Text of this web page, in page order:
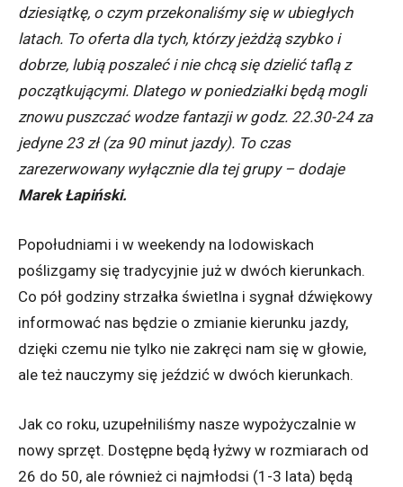
dziesiątkę, o czym przekonaliśmy się w ubiegłych
latach. To oferta dla tych, którzy jeżdżą szybko i
dobrze, lubią poszaleć i nie chcą się dzielić taflą z
początkującymi. Dlatego w poniedziałki będą mogli
znowu puszczać wodze fantazji w godz. 22.30-24 za
jedyne 23 zł (za 90 minut jazdy). To czas
zarezerwowany wyłącznie dla tej grupy – dodaje
Marek Łapiński.
Popołudniami i w weekendy na lodowiskach
poślizgamy się tradycyjnie już w dwóch kierunkach.
Co pół godziny strzałka świetlna i sygnał dźwiękowy
informować nas będzie o zmianie kierunku jazdy,
dzięki czemu nie tylko nie zakręci nam się w głowie,
ale też nauczymy się jeździć w dwóch kierunkach.
Jak co roku, uzupełniliśmy nasze wypożyczalnie w
nowy sprzęt. Dostępne będą łyżwy w rozmiarach od
26 do 50, ale również ci najmłodsi (1-3 lata) będą